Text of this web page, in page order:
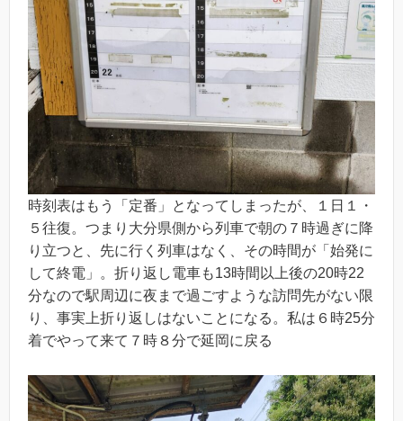
時刻表はもう「定番」となってしまったが、１日１・
５往復。つまり大分県側から列車で朝の７時過ぎに降
り立つと、先に行く列車はなく、その時間が「始発に
して終電」。折り返し電車も13時間以上後の20時22
分なので駅周辺に夜まで過ごすような訪問先がない限
り、事実上折り返しはないことになる。私は６時25分
着でやって来て７時８分で延岡に戻る